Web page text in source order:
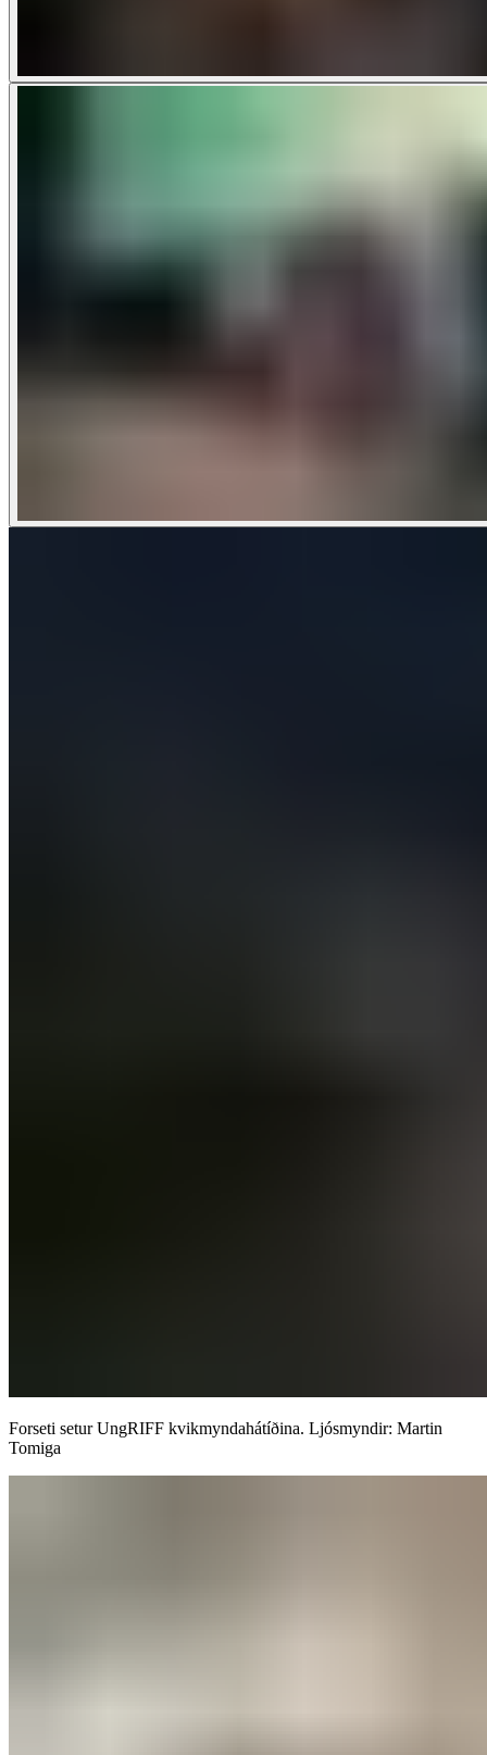
Forseti setur UngRIFF kvikmyndahátíðina. Ljósmyndir: Martin
Tomiga​​​​‌ ‍ ​‍​‍‌‍ ‌ ​‍‌‍‍‌‌‍‌ ‌‍‍‌‌‍ ‍​‍​‍​ ‍‍​‍​‍‌ ​ ‌‍​‌‌‍ ‍‌‍‍‌‌ ‌​‌ ‍‌​‍ ‍‌‍‍‌‌‍ ​‍​‍​‍ ​​‍​‍‌‍‍​‌ ​‍‌‍‌‌‌‍‌‍​‍​‍​ ‍‍​‍​‍‌‍‍​‌ ‌​‌ ‌​‌ ​​‌ ​ ​‍ ​‍ ‌‍‌‍‌‍ ‌ ​‍‌ ​ ‌‍‌‌‌ ‌​‌‍‍‌​‍ ‌‌‍‍‌‌ ​ ‌‍ ​‌‍​‌‌‍ ‍‌‍‌​‌ ​ ​‍ ‍‌ ‌‍‌‍‌‌‌ ​‍‌‍​ ‌‍‌‌‌‍ ​​‍ ‍‌‍​‌‌ ​​‌ ​​​‍ ‌ ​ ‌ ‌​‌ ‌‌‌‍‌​‌‍‍‌‌‍ ​‍ ‌‍‍‌‌‍ ‍‌ ‌​‌‍‌‌‌‍ ‍‌ ‌​​‍ ‌‍‌‌‌‍‌​‌‍‍‌‌ ‌​​‍ ‌‍ ‌‌‍ ‌‍‌​‌‍‌‌​ ‌‌ ​​‌ ​‍‌‍‌‌‌ ​ ‌‍‌‌‌‍ ‍‌ ‌​‌‍​‌‌ ‌​‌‍‍‌‌‍ ‌‍ ‍​ ‍ ‌‍‍‌‌‍‌​​ ‌​ ‌​​ ​​‌‍‌ ‌​‌‍‌​‍‍‌​‍‌‌​‌​‌ ​ ‌‍​ ‌‍ ‍‌‍‌‍‌‌‍‌‌​‌‌‌​‌‍‌‌‌​‌​‍‍‌‌​‌‌‌‌‌‌​ ‌‌​‌‍‌ ‌‌‌​‍ ​ ‍ ‌ ‌​‌ ‍‌‌ ​​‌‍‌‌​ ‌‌‍ ‍‌‍‌‌‌ ‌ ‌ ​ ​ ‍ ‌ ​​‌‍​‌‌ ‌​‌‍‍​​ ‌‌ ​​‌‍​‌‌‍‌ ‌‍‌‌‌​​‍‌ ‌‌‌‍‍‌‌‍ ​‌‍‌​‌‍‌‌‌ ​‍​‍‌‌​ ‌‌‌​​‍‌‌ ‌‍‍ ‌‍‌‌‌ ‍‌​‍‌‌​ ​ ‌​‌​​‍‌‌​ ​ ‌​‌​​‍‌‌​ ​‍​ ​‍‌‍‌​​ ‌ ​ ‌‍‌‍​ ‌‍​ ‌‍​‍​ ‌‌​ ‌​​‍ ‌​ ​‍​ ‌‍‌‍​ ​ ‌ ​‍ ‌​ ‌​‌‍‌‌​ ‌‌​ ‍‌​‍ ‌‌‍​‍‌‍​‍​ ​ ​ ​‌​‍ ‌​ ‍​‌‍​‌‌‍​ ​ ‍‌​ ​‌​ ‌​​ ‌‌​ ‌‍‌‍​ ​ ​‍‌‍​ ​ ‍​​‍‌‌​ ​‍​ ​‍​‍‌‌​ ‌‌‌​‌​​‍ ‍‌‍‍‌‌‍ ‌‌‍​‌‌‍‌ ‌‍‌‌‌ ​ ​‍‌‌​ ‌‌‌​​‍‌‌ ‌‍‍ ‌‍‌‌‌ ‍‌​‍‌‌​ ​ ‌​‌​​‍‌‌​ ​ ‌​‌​​‍‌‌​ ​‍​ ​‍​ ‌‌​ ‌​‌‍‌‍​ ‌‍​ ​‌​ ​​​ ​‍​ ​‍​‍ ‌‌‍​‌​ ‌ ​ ‌‍​ ​ ​‍ ‌​ ‌​‌‍​ ​ ​​​ ​‌​‍ ‌​ ‍‌​ ‌‌‌‍‌‍‌‍​ ​‍ ‌‌‍​‌‌‍​‌​ ‌ ​ ​ ‌‍‌‍‌‍‌‌​ ‌ ‌‍​‍‌‍​‍​ ‌‌​ ‌‍​ ​‌​‍‌‌​ ​‍​ ​‍​‍‌‌​ ‌‌‌​‌​​‍ ‍‌‍​ ‌‍​‌‌ ​​‌ ‌​‌‍‍‌‌‍ ‌‍ ‍​ ‌‍​‍‌‍​‌‌ ​ ‌‍‌‌‌‌‌‌‌ ​‍‌‍ ​​ ‌‌‍‍​‌ ‌​‌ ‌​‌ ​​‌ ​ ​‍‌‌​ ​‍‌​‌‍​‍‌‌​ ​‍‌​‌‍‌‍‌‍‌‍ ‌ ​‍‌ ​ ‌‍‌‌‌ ‌​‌‍‍‌​‍ ‌‌‍‍‌‌ ​ ‌‍ ​‌‍​‌‌‍ ‍‌‍‌​‌ ​ ​‍ ‍‌ ‌‍‌‍‌‌‌ ​‍‌‍​ ‌‍‌‌‌‍ ​​‍ ‍‌‍​‌‌ ​​‌ ​​​‍‌‌​ ​‍‌​‌‍‌ ​ ‌ ‌​‌ ‌‌‌‍‌​‌‍‍‌‌‍ ​‍‌‍‌‍‍‌‌‍‌​​ ‌​ ‌​​ ​​‌‍‌ ‌​‌‍‌​‍‍‌​‍‌‌​‌​‌ ​ ‌‍​ ‌‍ ‍‌‍‌‍‌‌‍‌‌​‌‌‌​‌‍‌‌‌​‌​‍‍‌‌​‌‌‌‌‌‌​ ‌‌​‌‍‌ ‌‌‌​‍ ​‍‌‍‌ ‌​‌ ‍‌‌ ​​‌‍‌‌​ ‌‌‍ ‍‌‍‌‌‌ ‌ ‌ ​ ​‍‌‍‌ ​​‌‍​‌‌ ‌​‌‍‍​​ ‌‌ ​​‌‍​‌‌‍‌ ‌‍‌‌‌​​‍‌ ‌‌‌‍‍‌‌‍ ​‌‍‌​‌‍‌‌‌ ​‍​‍‌‌​ ‌‌‌​​‍‌‌ ‌‍‍ ‌‍‌‌‌ ‍‌​‍‌‌​ ​ ‌​‌​​‍‌‌​ ​ ‌​‌​​‍‌‌​ ​‍​ ​‍‌‍‌​​ ‌ ​ ‌‍‌‍​ ‌‍​ ‌‍​‍​ ‌‌​ ‌​​‍ ‌​ ​‍​ ‌‍‌‍​ ​ ‌ ​‍ ‌​ ‌​‌‍‌‌​ ‌‌​ ‍‌​‍ ‌‌‍​‍‌‍​‍​ ​ ​ ​‌​‍ ‌​ ‍​‌‍​‌‌‍​ ​ ‍‌​ ​‌​ ‌​​ ‌‌​ ‌‍‌‍​ ​ ​‍‌‍​ ​ ‍​​‍‌‌​ ​‍​ ​‍​‍‌‌​ ‌‌‌​‌​​‍ ‍‌‍‍‌‌‍ ‌‌‍​‌‌‍‌ ‌‍‌‌‌ ​ ​‍‌‌​ ‌‌‌​​‍‌‌ ‌‍‍ ‌‍‌‌‌ ‍‌​‍‌‌​ ​ ‌​‌​​‍‌‌​ ​ ‌​‌​​‍‌‌​ ​‍​ ​‍​ ‌‌​ ‌​‌‍‌‍​ ‌‍​ ​‌​ ​​​ ​‍​ ​‍​‍ ‌‌‍​‌​ ‌ ​ ‌‍​ ​ ​‍ ‌​ ‌​‌‍​ ​ ​​​ ​‌​‍ ‌​ ‍‌​ ‌‌‌‍‌‍‌‍​ ​‍ ‌‌‍​‌‌‍​‌​ ‌ ​ ​ ‌‍‌‍‌‍‌‌​ ‌ ‌‍​‍‌‍​‍​ ‌‌​ ‌‍​ ​‌​‍‌‌​ ​‍​ ​‍​‍‌‌​ ‌‌‌​‌​​‍ ‍‌‍​ ‌‍​‌‌ ​​‌ ‌​‌‍‍‌‌‍ ‌‍ ‍​‍‌‍‌ ​​‌‍‌‌‌ ​‍‌ ​ ‌ ​​‌‍‌‌‌‍​ ‌ ‌​‌‍‍‌‌ ‌‍‌‍‌‌​ ‌‌ ​​‌ ‌‌‌‍​‍‌‍ ​‌‍‍‌‌ ​ ‌‍‍​‌‍‌‌‌‍‌​​‍​‍‌ ‌